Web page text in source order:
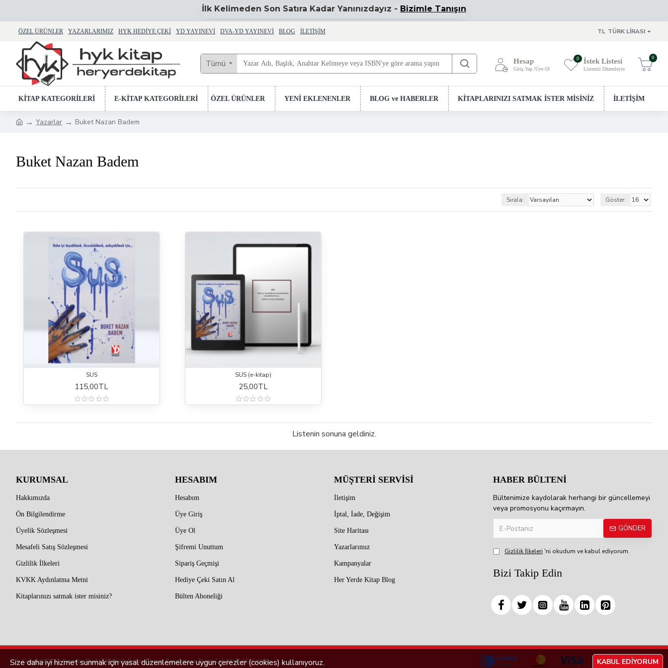
İlk Kelimeden Son Satıra Kadar Yanınızdayız - Bizimle Tanışın
ÖZEL ÜRÜNLER YAZARLARIMIZ HYK HEDIYE ÇEKI YD YAYINEVI DVA-YD YAYINEVI BLOG İLETIŞIM TL TÜRK LIRASI
Tümü Hesap
Giriş Yap /Üye Ol
İstek Listesi
Listenizi Düzenleyin
0 0
KİTAP KATEGORİLERİ E-KİTAP KATEGORİLERİ ÖZEL ÜRÜNLER YENİ EKLENENLER BLOG ve HABERLER KİTAPLARINIZI SATMAK İSTER MİSİNİZ İLETİŞİM
Yazarlar Buket Nazan Badem
Buket Nazan Badem
Sırala: Göster:
SUS
115,00TL
SUS (e-kitap)
25,00TL
Listenin sonuna geldiniz.
KURUMSAL
Hakkımızda
Ön Bilgilendirme
Üyelik Sözleşmesi
Mesafeli Satış Sözleşmesi
Gizlilik İlkeleri
KVKK Aydınlatma Metni
Kitaplarınızı satmak ister misiniz?
HESABIM
Hesabım
Üye Giriş
Üye Ol
Şifremi Unuttum
Sipariş Geçmişi
Hediye Çeki Satın Al
Bülten Aboneliği
MÜŞTERİ SERVİSİ
İletişim
İptal, İade, Değişim
Site Haritası
Yazarlarımız
Kampanyalar
Her Yerde Kitap Blog
HABER BÜLTENİ
Bültenimize kaydolarak herhangi bir güncellemeyi
veya promosyonu kaçırmayın.
GÖNDER
Gizlilik İlkeleri 'ni okudum ve kabul ediyorum.
Bizi Takip Edin
© Copyright 2024, Yazardan Direkt Elektronik İletişim Tanıtım Pazarlama ve Ticaret Ltd. Şti. Hakkı Saklıdır. KABUL EDIYORUM
Size daha iyi hizmet sunmak için yasal düzenlemelere uygun çerezler (cookies) kullanıyoruz.